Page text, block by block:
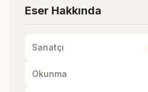
Eser Hakkında
Sanatçı
Okunma